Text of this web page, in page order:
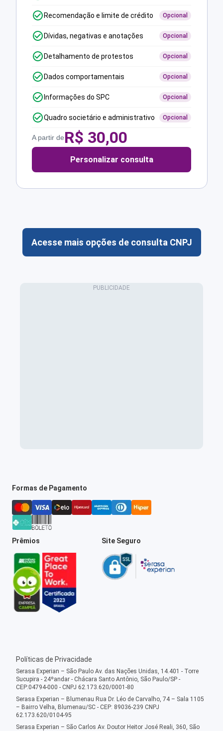
Recomendação e limite de crédito Opcional
Dívidas, negativas e anotações Opcional
Detalhamento de protestos Opcional
Dados comportamentais Opcional
Informações do SPC Opcional
Quadro societário e administrativo Opcional
A partir deR$ 30,00
Personalizar consulta
Acesse mais opções de consulta CNPJ
Formas de Pagamento
Prêmios Site Seguro
Políticas de Privacidade
Serasa Experian – São Paulo Av. das Nações Unidas, 14.401 - Torre
Sucupira - 24ºandar - Chácara Santo Antônio, São Paulo/SP -
CEP:04794-000 - CNPJ 62.173.620/0001-80
Serasa Experian – Blumenau Rua Dr. Léo de Carvalho, 74 – Sala 1105
– Bairro Velha, Blumenau/SC - CEP: 89036-239 CNPJ
62.173.620/0104-95
Serasa Experian – São Carlos Av. Doutor Heitor José Reali, 360, São